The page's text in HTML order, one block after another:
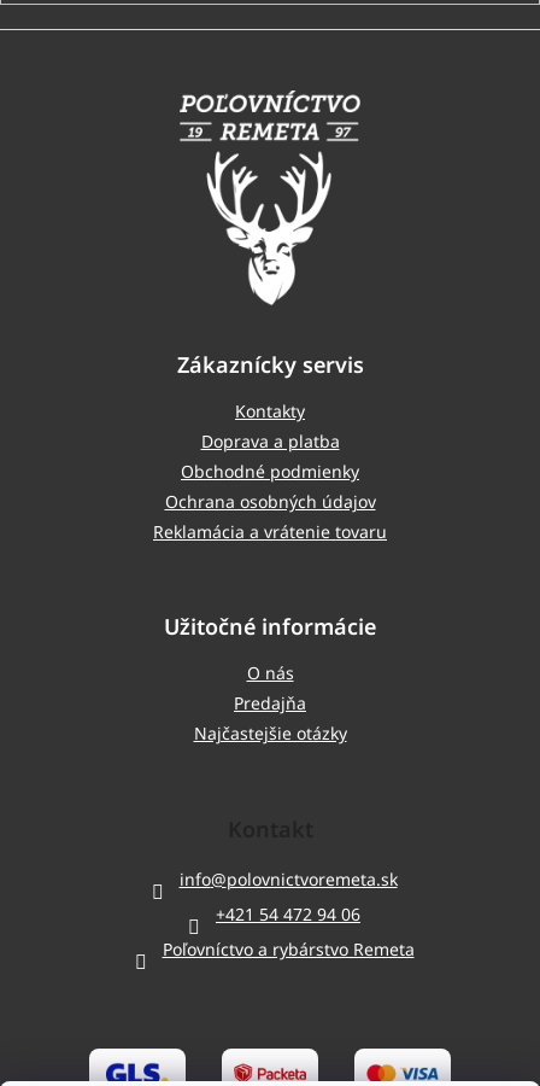
Z
Zákaznícky servis
Kontakty
Doprava a platba
Obchodné podmienky
Ochrana osobných údajov
Reklamácia a vrátenie tovaru
Užitočné informácie
O nás
Predajňa
Najčastejšie otázky
info@polovnictvoremeta.sk
+421 54 472 94 06
Poľovníctvo a rybárstvo Remeta